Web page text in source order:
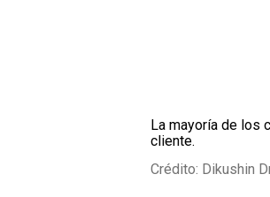
La mayoría de los
cliente.
Crédito: Dikushin